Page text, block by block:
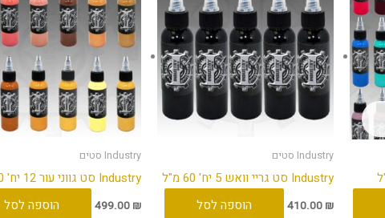
Industry סטים
Industry סט גריי וואש 5 יח' 60 מ"ל
410.00 ₪ הוספה לסל
Industry סטים
Industry סט גווני עור 12 יח' 30 מ"ל
499.00 ₪ הוספה לסל